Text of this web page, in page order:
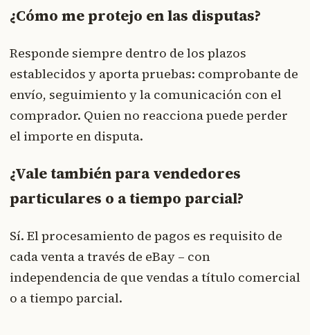
¿Cómo me protejo en las disputas?
Responde siempre dentro de los plazos
establecidos y aporta pruebas: comprobante de
envío, seguimiento y la comunicación con el
comprador. Quien no reacciona puede perder
el importe en disputa.
¿Vale también para vendedores
particulares o a tiempo parcial?
Sí. El procesamiento de pagos es requisito de
cada venta a través de eBay – con
independencia de que vendas a título comercial
o a tiempo parcial.